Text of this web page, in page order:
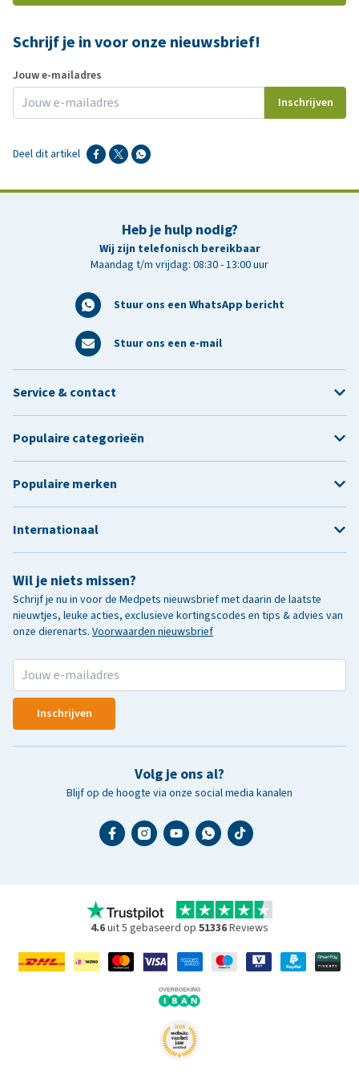
Schrijf je in voor onze nieuwsbrief!
Jouw e-mailadres
Inschrijven
Deel dit artikel
Heb je hulp nodig?
Wij zijn telefonisch bereikbaar
Maandag t/m vrijdag: 08:30 - 13:00 uur
Stuur ons een WhatsApp bericht
Stuur ons een e-mail
Wil je niets missen?
Schrijf je nu in voor de Medpets nieuwsbrief met daarin de laatste
nieuwtjes, leuke acties, exclusieve kortingscodes en tips & advies van
onze dierenarts. Voorwaarden nieuwsbrief
Inschrijven
Volg je ons al?
Blijf op de hoogte via onze social media kanalen
Service & contact
Populaire categorieën
Populaire merken
Internationaal
4.6uit 5 gebaseerd op 51336Reviews